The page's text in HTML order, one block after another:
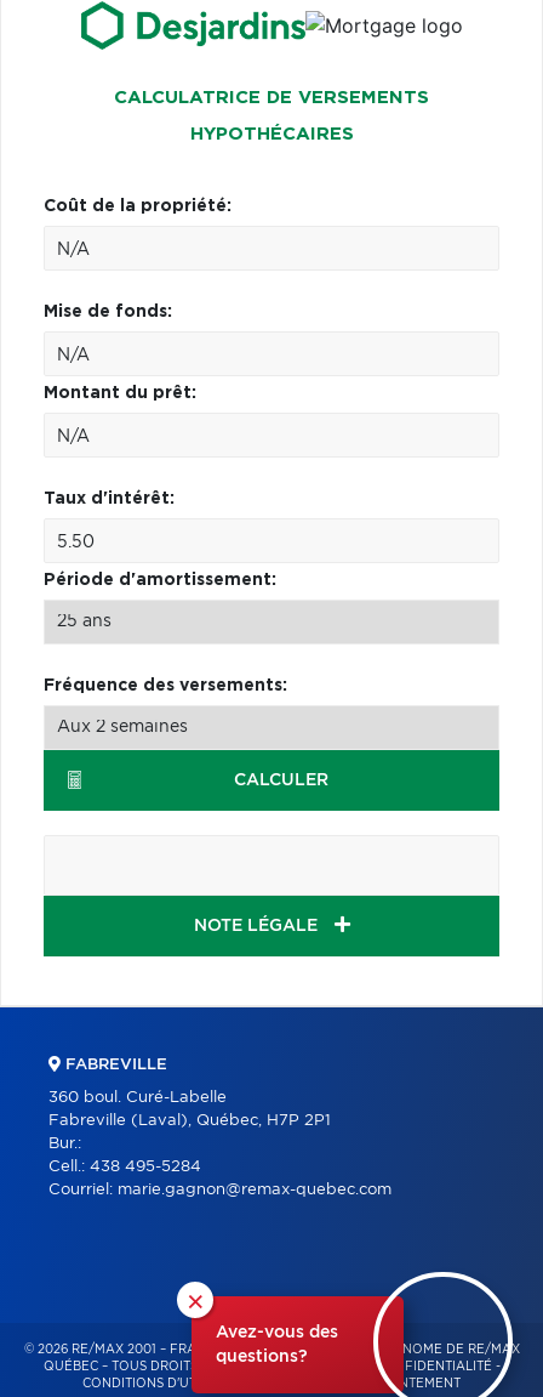
CALCULATRICE DE VERSEMENTS
HYPOTHÉCAIRES
Coût de la propriété:
Mise de fonds:
Montant du prêt:
Taux d'intérêt:
Période d'amortissement:
Fréquence des versements:
CALCULER
NOTE LÉGALE
×
Avez-vous des
questions?
FABREVILLE
360 boul. Curé-Labelle
Fabreville (Laval), Québec, H7P 2P1
Bur.:
Cell.: 438 495-5284
Courriel: marie.gagnon@remax-quebec.com
© 2026 RE/MAX 2001 – FRANCHISÉ INDÉPENDANT ET AUTONOME DE RE/MAX
QUÉBEC – TOUS DROITS RÉSERVÉS -
POLITIQUE DE CONFIDENTIALITÉ -
CONDITIONS D'UTILISATION
GESTION DU CONSENTEMENT